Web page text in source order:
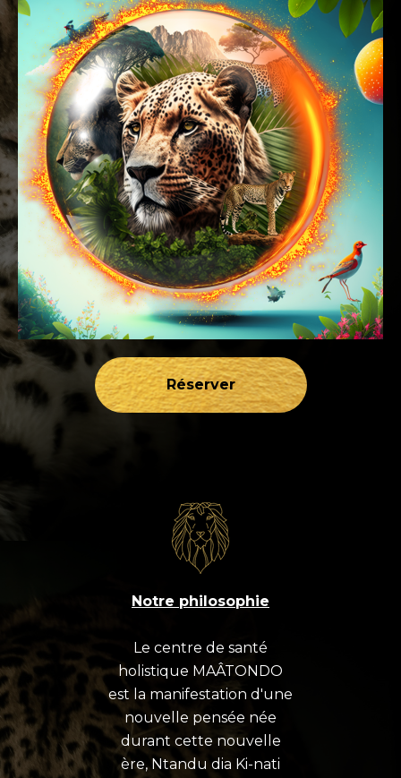
Réserver
Notre philosophie
Le centre de santé
holistique MAÂTONDO
est la manifestation d'une
nouvelle pensée née
durant cette nouvelle
ère, Ntandu dia Ki-nati